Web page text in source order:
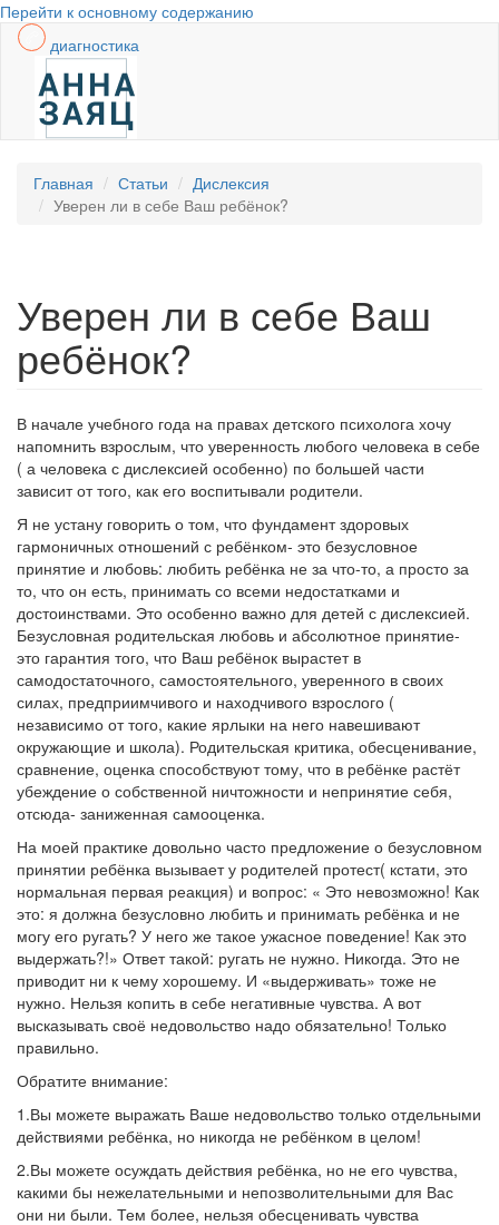
Перейти к основному содержанию
диагностика
Главная Статьи
Дислексия
Уверен ли в себе Ваш ребёнок?
Уверен ли в себе Ваш
ребёнок?
В начале учебного года на правах детского психолога хочу
напомнить взрослым, что уверенность любого человека в себе
( а человека с дислексией особенно) по большей части
зависит от того, как его воспитывали родители.
Я не устану говорить о том, что фундамент здоровых
гармоничных отношений с ребёнком- это безусловное
принятие и любовь: любить ребёнка не за что-то, а просто за
то, что он есть, принимать со всеми недостатками и
достоинствами. Это особенно важно для детей с дислексией.
Безусловная родительская любовь и абсолютное принятие-
это гарантия того, что Ваш ребёнок вырастет в
самодостаточного, самостоятельного, уверенного в своих
силах, предприимчивого и находчивого взрослого (
независимо от того, какие ярлыки на него навешивают
окружающие и школа). Родительская критика, обесценивание,
сравнение, оценка способствуют тому, что в ребёнке растёт
убеждение о собственной ничтожности и непринятие себя,
отсюда- заниженная самооценка.
На моей практике довольно часто предложение о безусловном
принятии ребёнка вызывает у родителей протест( кстати, это
нормальная первая реакция) и вопрос: « Это невозможно! Как
это: я должна безусловно любить и принимать ребёнка и не
могу его ругать? У него же такое ужасное поведение! Как это
выдержать?!» Ответ такой: ругать не нужно. Никогда. Это не
приводит ни к чему хорошему. И «выдерживать» тоже не
нужно. Нельзя копить в себе негативные чувства. А вот
высказывать своё недовольство надо обязательно! Только
правильно.
Обратите внимание:
1.Вы можете выражать Ваше недовольство только отдельными
действиями ребёнка, но никогда не ребёнком в целом!
2.Вы можете осуждать действия ребёнка, но не его чувства,
какими бы нежелательными и непозволительными для Вас
они ни были. Тем более, нельзя обесценивать чувства